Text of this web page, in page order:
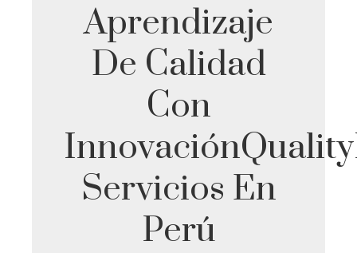
Aprendizaje
De Calidad
Con
Servicios En
Perú